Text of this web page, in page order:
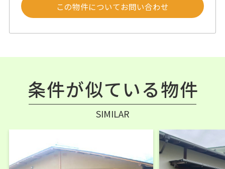
この物件についてお問い合わせ
条件が似ている物件
SIMILAR